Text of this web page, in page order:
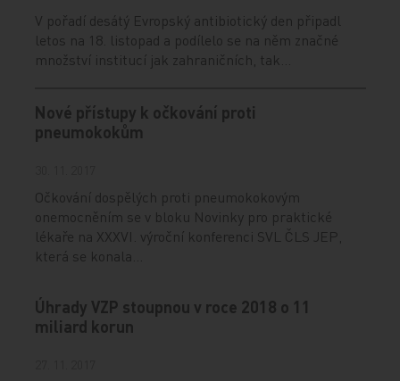
V pořadí desátý Evropský antibiotický den připadl
letos na 18. listopad a podílelo se na něm značné
množství institucí jak zahraničních, tak…
Nové přístupy k očkování proti
pneumokokům
Očkování dospělých proti pneumokokovým
onemocněním se v bloku Novinky pro praktické
lékaře na XXXVI. výroční konferenci SVL ČLS JEP,
která se konala…
Úhrady VZP stoupnou v roce 2018 o 11
miliard korun